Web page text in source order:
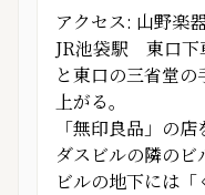
アクセス: 山野楽
JR池袋駅 東口下
と東口の三省堂
上がる。
「無印良品」の
ダスビルの隣のビ
ビルの地下には「